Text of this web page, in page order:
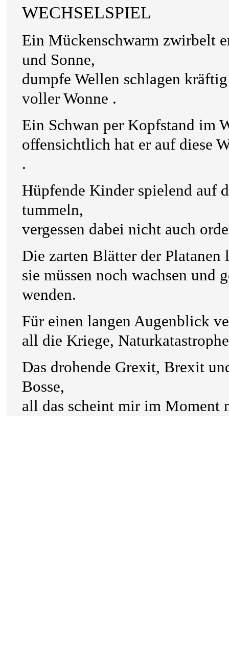
WECHSELSPIEL
Ein Mückenschwarm zwirbelt
und Sonne,
dumpfe Wellen schlagen
voller Wonne .
Ein Schwan per Kopfstand im
offensichtlich hat er auf diese
.
Hüpfende Kinder spielend auf
tummeln,
vergessen dabei nicht auch
Die zarten Blätter der Platanen
sie müssen noch wachsen und
wenden.
Für einen langen Augenblick
all die Kriege,
Das drohende Grexit, Brexit
Bosse,
all das scheint mir im Moment